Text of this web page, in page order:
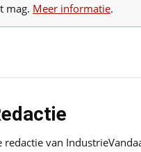
mag. Meer informatie.
redactie van